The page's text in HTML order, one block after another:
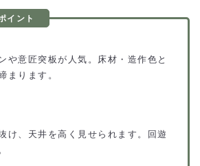
や意匠突板が人気。床材・造作色と
まります。
け、天井を高く見せられます。回遊